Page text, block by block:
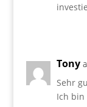
Tony
Sehr
Ich bin